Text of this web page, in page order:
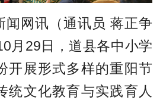
闻网讯（通讯员 蒋正争
月29日，道县各中小学
开展形式多样的重阳节
统文化教育与实践育人